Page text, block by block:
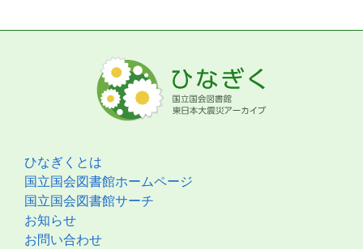
ひなぎくとは
国立国会図書館ホームページ
国立国会図書館サーチ
お知らせ
お問い合わせ